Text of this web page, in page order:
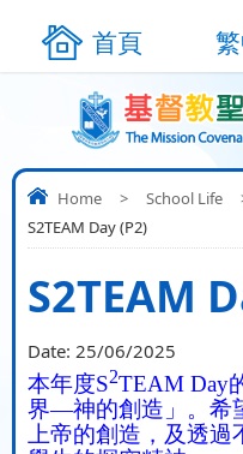
首頁
Home > School Life
S2TEAM Day (P2)
S2TEAM
Date: 25/06/2025
本年度S2TEAM Day
界—神的創造」。希
上帝的創造，及透過